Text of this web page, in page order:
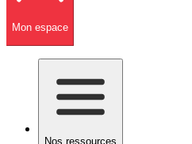
Mon espace
Nos ressources